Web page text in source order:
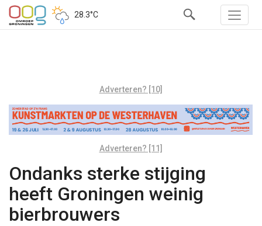
28.3°C
Adverteren? [10]
Adverteren? [11]
Ondanks sterke stijging
heeft Groningen weinig
bierbrouwers